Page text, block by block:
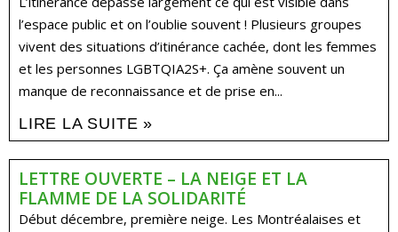
l’espace public et on l’oublie souvent ! Plusieurs groupes
vivent des situations d’itinérance cachée, dont les femmes
et les personnes LGBTQIA2S+. Ça amène souvent un
manque de reconnaissance et de prise en...
LIRE LA SUITE »
LETTRE OUVERTE – LA NEIGE ET LA
FLAMME DE LA SOLIDARITÉ
Début décembre, première neige. Les Montréalaises et